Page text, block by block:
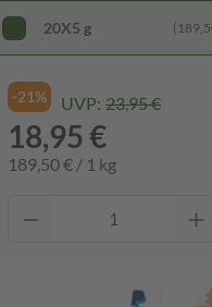
20X5 g
-21% UVP: 23,95 €
18,95 €
189,50 € / 1 kg